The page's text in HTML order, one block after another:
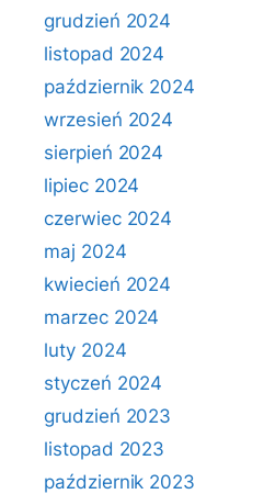
grudzień 2024
listopad 2024
październik 2024
wrzesień 2024
sierpień 2024
lipiec 2024
czerwiec 2024
maj 2024
kwiecień 2024
marzec 2024
luty 2024
styczeń 2024
grudzień 2023
listopad 2023
październik 2023